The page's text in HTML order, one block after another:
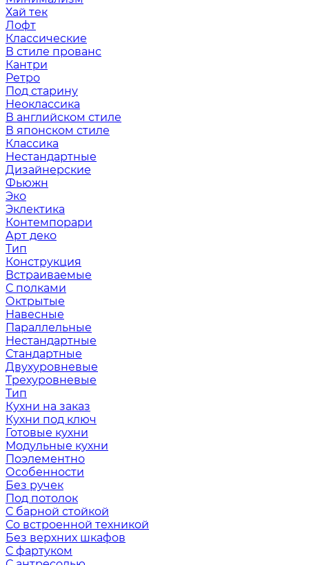
Хай тек
Лофт
Классические
В стиле прованс
Кантри
Ретро
Под старину
Неоклассика
В английском стиле
В японском стиле
Классика
Нестандартные
Дизайнерские
Фьюжн
Эко
Эклектика
Контемпорари
Арт деко
Тип
Конструкция
Встраиваемые
С полками
Октрытые
Навесные
Параллельные
Нестандартные
Стандартные
Двухуровневые
Трехуровневые
Тип
Кухни на заказ
Кухни под ключ
Готовые кухни
Модульные кухни
Поэлементно
Особенности
Без ручек
Под потолок
С барной стойкой
Со встроенной техникой
Без верхних шкафов
С фартуком